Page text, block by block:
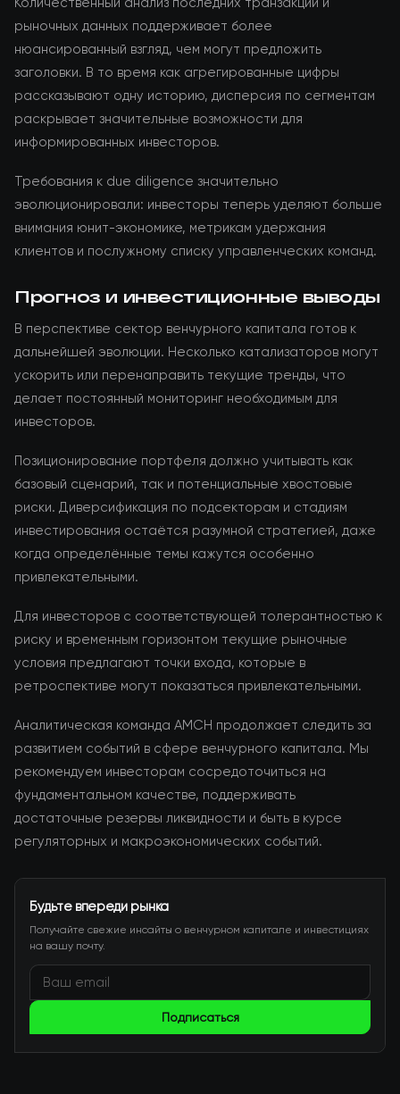
рыночных данных поддерживает более
нюансированный взгляд, чем могут предложить
заголовки. В то время как агрегированные цифры
рассказывают одну историю, дисперсия по сегментам
раскрывает значительные возможности для
информированных инвесторов.
Требования к due diligence значительно
эволюционировали: инвесторы теперь уделяют больше
внимания юнит-экономике, метрикам удержания
клиентов и послужному списку управленческих команд.
Прогноз и инвестиционные выводы
В перспективе сектор венчурного капитала готов к
дальнейшей эволюции. Несколько катализаторов могут
ускорить или перенаправить текущие тренды, что
делает постоянный мониторинг необходимым для
инвесторов.
Позиционирование портфеля должно учитывать как
базовый сценарий, так и потенциальные хвостовые
риски. Диверсификация по подсекторам и стадиям
инвестирования остаётся разумной стратегией, даже
когда определённые темы кажутся особенно
привлекательными.
Для инвесторов с соответствующей толерантностью к
риску и временным горизонтом текущие рыночные
условия предлагают точки входа, которые в
ретроспективе могут показаться привлекательными.
Аналитическая команда AMCH продолжает следить за
развитием событий в сфере венчурного капитала. Мы
рекомендуем инвесторам сосредоточиться на
фундаментальном качестве, поддерживать
достаточные резервы ликвидности и быть в курсе
регуляторных и макроэкономических событий.
Будьте впереди рынка
Получайте свежие инсайты о венчурном капитале и инвестициях
на вашу почту.
Подписаться